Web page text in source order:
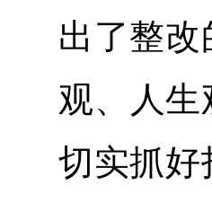
出了整
观、人生
切实抓好